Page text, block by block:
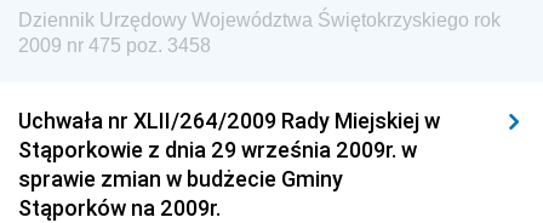
Dziennik Urzędowy Unii Europejskiej, L
Dziennik Urzędowy Ministerstwa Przemysłu
Chemicznego i Lekkiego
Dziennik Urzędowy Ministerstwa Rolnictwa i
Gospodarki Żywnościowej
Dziennik Urzędowy Województwa Świętokrzyskiego rok
2009 nr 475 poz. 3458
Uchwała nr XLII/264/2009 Rady Miejskiej w
Stąporkowie z dnia 29 września 2009r. w
sprawie zmian w budżecie Gminy
Stąporków na 2009r.